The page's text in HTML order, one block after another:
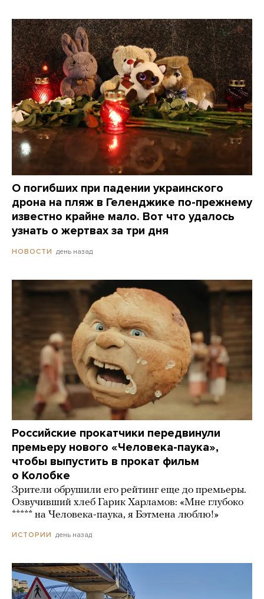
О погибших при падении украинского
дрона на пляж в Геленджике по-прежнему
известно крайне мало. Вот что удалось
узнать о жертвах за три дня
НОВОСТИ день назад
Российские прокатчики передвинули
премьеру нового «Человека-паука»,
чтобы выпустить в прокат фильм
о Колобке
Зрители обрушили его рейтинг еще до премьеры.
Озвучивший хлеб Гарик Харламов: «Мне глубоко
***** на Человека-паука, я Бэтмена люблю!»
ИСТОРИИ день назад